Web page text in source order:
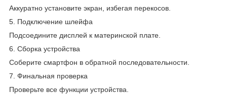
Аккуратно установите экран, избегая перекосов.
5. Подключение шлейфа
Подсоедините дисплей к материнской плате.
6. Сборка устройства
Соберите смартфон в обратной последовательности.
7. Финальная проверка
Проверьте все функции устройства.